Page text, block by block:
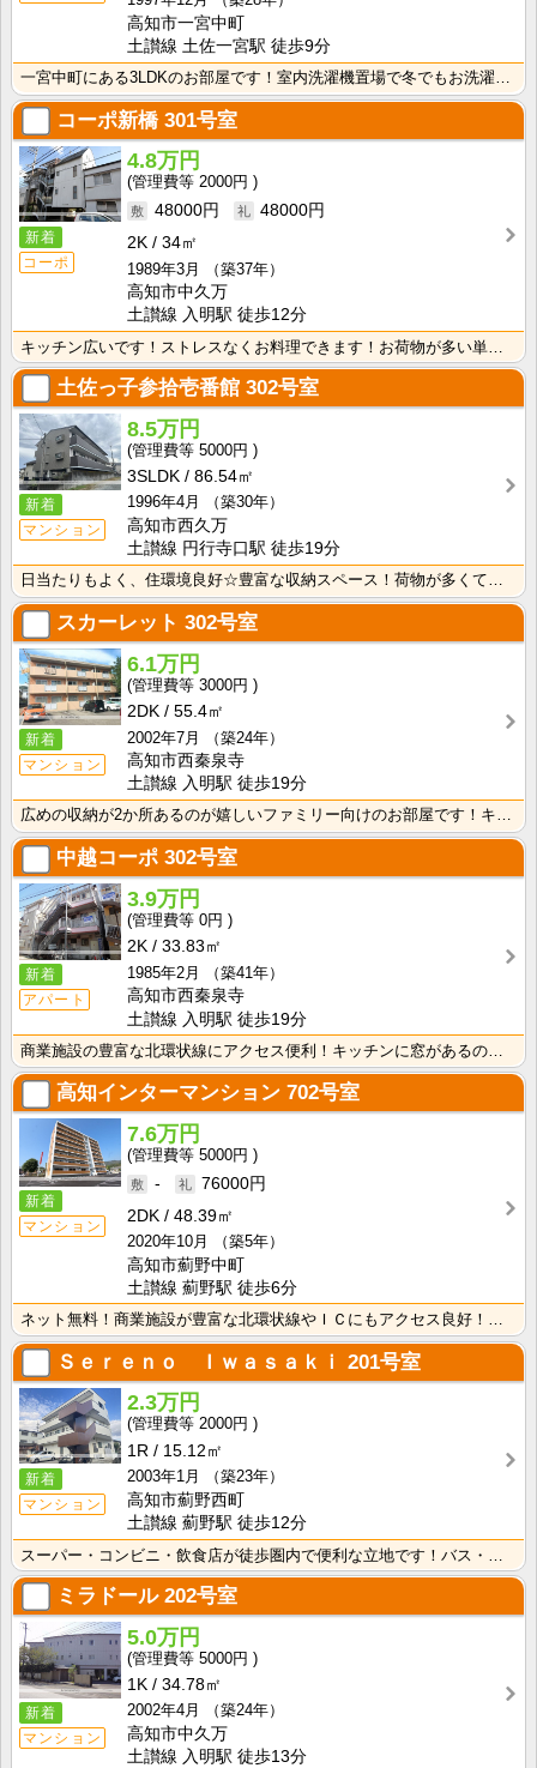
高知市一宮中町
土讃線 土佐一宮駅 徒歩9分
コーポ新橋301号室
新着
コーポ
4.8万円
2000円
48000円
48000円
2K
34㎡
1989年3月
（築37年）
高知市中久万
土讃線 入明駅 徒歩12分
土佐っ子参拾壱番館 302号室
新着
マンション
8.5万円
5000円
3SLDK
86.54㎡
1996年4月
（築30年）
高知市西久万
土讃線 円行寺口駅 徒歩19分
日当たりもよく、住環境良好☆豊富な収納スペース！荷物が多くても安心ですね。3口ガスシステムキッチンな･･･
スカーレット 302号室
新着
マンション
6.1万円
3000円
2DK
55.4㎡
2002年7月
（築24年）
高知市西秦泉寺
土讃線 入明駅 徒歩19分
広めの収納が2か所あるのが嬉しいファミリー向けのお部屋です！キッチンはシングルレバー水栓なので、お料･･･
中越コーポ 302号室
新着
アパート
3.9万円
0円
2K
33.83㎡
1985年2月
（築41年）
高知市西秦泉寺
土讃線 入明駅 徒歩19分
高知インターマンション 702号室
新着
マンション
7.6万円
5000円
-
76000円
2DK
48.39㎡
2020年10月
（築5年）
高知市薊野中町
土讃線 薊野駅 徒歩6分
Ｓｅｒｅｎｏ Ｉｗａｓａｋｉ 201号室
新着
マンション
2.3万円
2000円
1R
15.12㎡
2003年1月
（築23年）
高知市薊野西町
土讃線 薊野駅 徒歩12分
ミラドール202号室
新着
マンション
5.0万円
5000円
1K
34.78㎡
2002年4月
（築24年）
高知市中久万
土讃線 入明駅 徒歩13分